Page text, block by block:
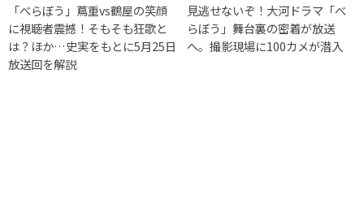
「べらぼう」蔦重vs鶴屋の笑顔
に視聴者震撼！そもそも狂歌と
は？ほか…史実をもとに5月25日
放送回を解説
見逃せないぞ！大河ドラマ「べ
らぼう」舞台裏の密着が放送
へ。撮影現場に100カメが潜入